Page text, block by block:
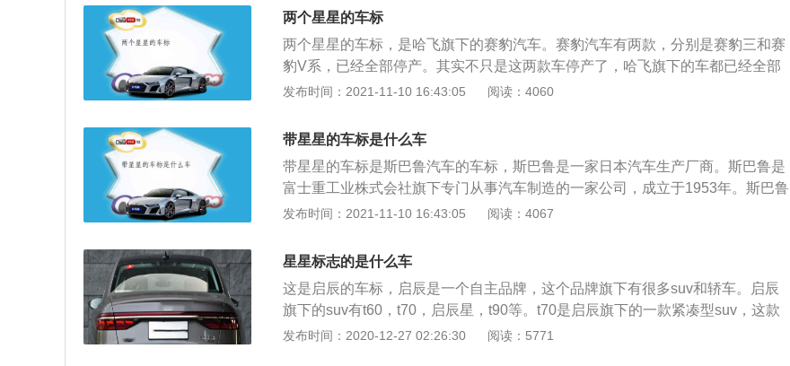
车，同时也制造飞机以及发动机。而斯巴鲁汽车最出色的是它独特的技术，特别
是水平对卧式引擎和全时四轮启动系统，可以说是远近驰名。其出色的技术让它
在2006年甚至传下了历史销量记录。
两个星星的车标
两个星星的车标，是哈飞旗下的赛豹汽车。赛豹汽车有两款，分别是赛豹三和赛
豹V系，已经全部停产。其实不只是这两款车停产了，哈飞旗下的车都已经全部
停产了。要注意的是，哈飞汽车本身的品牌LOGO不是两个星星的车标，只有哈
凑型车。全系搭载1.6L直列4缸自然吸气发动机，匹配5挡手动或4挡自动两种变
速箱，最大功率74KW，最大扭矩133N·m。赛豹V系，官方指导价：9.60万元，
车型定位紧凑型车。这里多说一句，如果是二手的哈飞赛豹，不建议购买。一是
因为这车停产了好多年，二是因为这车本身保有量就少，后期的维修保养是个大
问题。
发布时间：2021-11-10 16:43:05 阅读：4060
带星星的车标是什么车
带星星的车标是斯巴鲁汽车的车标，斯巴鲁是一家日本汽车生产厂商。斯巴鲁是
富士重工业株式会社旗下专门从事汽车制造的一家公司，成立于1953年。斯巴鲁
的车标背景色是蓝色，车标上有六个星星。国内还是有很多斯巴鲁的车迷的，喜
v，brz，翼豹等。斯巴鲁旗下的车型都搭载了水平对置发动机，这种发动机在全
世界只有斯巴鲁和保时捷使用。大家可以将水平对置发动机理解成夹角为180度
的v型汽缸发动机。这种发动机装在车上会使车辆的重心更低，这样可以提升车辆
的操控和过弯速度。很多喜欢斯巴鲁汽车的粉丝都是因为斯巴鲁不俗的操控性
能。斯巴鲁在国内没有合资工厂，采取进口的方式在国内销售，所以斯巴鲁旗下
发布时间：2021-11-10 16:43:05 阅读：4067
星星标志的是什么车
这是启辰的车标，启辰是一个自主品牌，这个品牌旗下有很多suv和轿车。启辰
旗下的suv有t60，t70，启辰星，t90等。t70是启辰旗下的一款紧凑型suv，这款
车一共使用了两款发动机，一款是1.6升自然吸气发动机，另一款是2.0升自然吸
发布时间：2020-12-27 02:26:30 阅读：5771